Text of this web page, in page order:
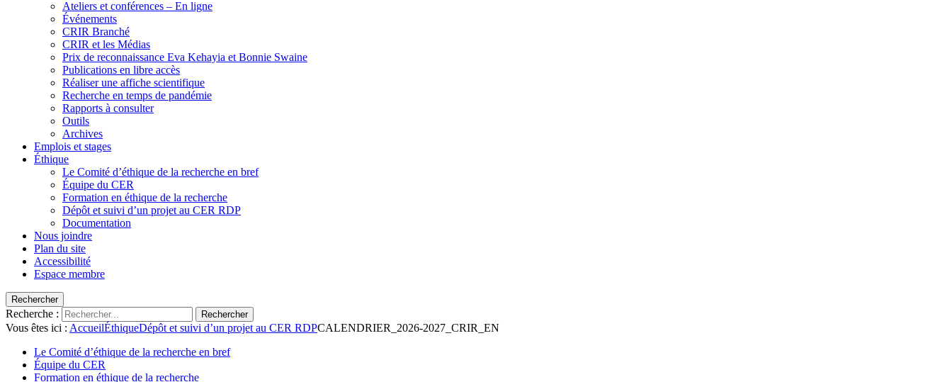
Ateliers et conférences – En ligne
Événements
CRIR Branché
CRIR et les Médias
Prix de reconnaissance Eva Kehayia et Bonnie Swaine
Publications en libre accès
Réaliser une affiche scientifique
Recherche en temps de pandémie
Rapports à consulter
Outils
Archives
Emplois et stages
Éthique
Le Comité d’éthique de la recherche en bref
Équipe du CER
Formation en éthique de la recherche
Dépôt et suivi d’un projet au CER RDP
Documentation
Nous joindre
Plan du site
Accessibilité
Espace membre
Rechercher
Recherche : Rechercher
Vous êtes ici : AccueilÉthiqueDépôt et suivi d’un projet au CER RDPCALENDRIER_2026-2027_CRIR_EN
Le Comité d’éthique de la recherche en bref
Équipe du CER
Formation en éthique de la recherche